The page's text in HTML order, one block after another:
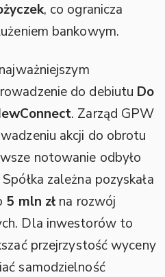
, co ogranicza
bankowym.
do debiutu Do
. Zarząd GPW
akcji do obrotu
notowanie odbyło
Spółka zależna pozyskała
5 mln zł na rozwój
Dla inwestorów to
przejrzystość wyceny
samodzielność